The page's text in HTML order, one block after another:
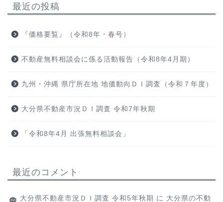
最近の投稿
『価格要覧』（令和8年・春号）
不動産無料相談会に係る活動報告（令和8年4月期）
九州・沖縄 県庁所在地 地価動向ＤＩ調査（令和７年度）
大分県不動産市況ＤＩ調査 令和7年秋期
「令和8年4月 出張無料相談会」
最近のコメント
大分県不動産市況ＤＩ調査 令和5年秋期 に 大分県の不動